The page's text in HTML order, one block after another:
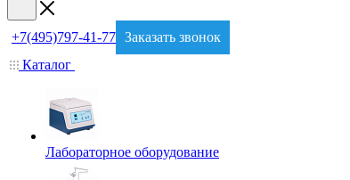
+7(495)797-41-77 Заказать звонок
Каталог
Лабораторное оборудование